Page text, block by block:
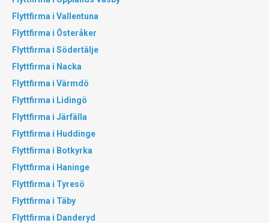
Flyttfirma i Vallentuna
Flyttfirma i Österåker
Flyttfirma i Södertälje
Flyttfirma i Nacka
Flyttfirma i Värmdö
Flyttfirma i Lidingö
Flyttfirma i Järfälla
Flyttfirma i Huddinge
Flyttfirma i Botkyrka
Flyttfirma i Haninge
Flyttfirma i Tyresö
Flyttfirma i Täby
Flyttfirma i Danderyd